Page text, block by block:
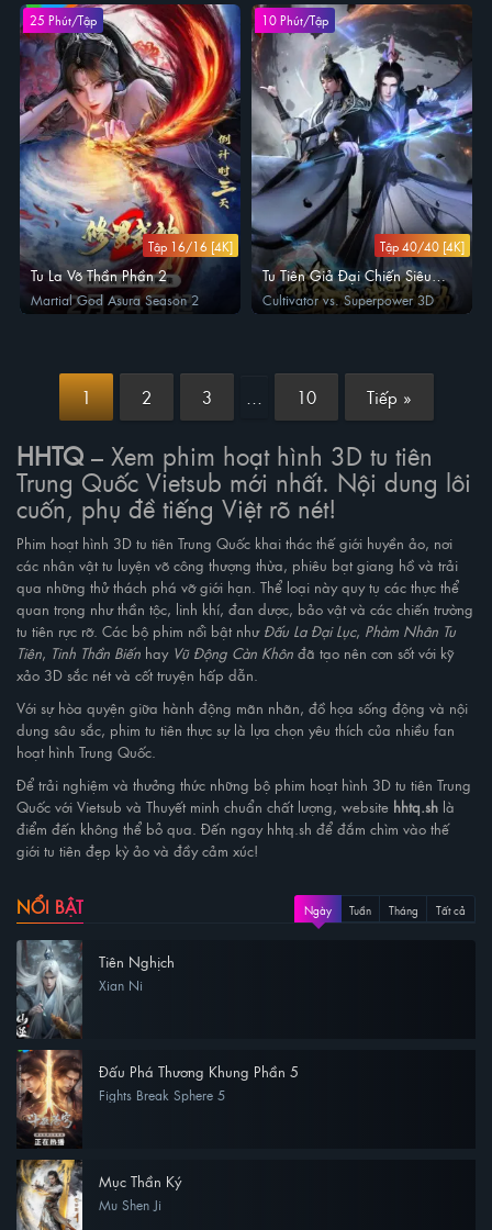
25 Phút/Tập
Tập 16/16 [4K]
Tu La Võ Thần Phần 2
Martial God Asura Season 2
10 Phút/Tập
Tập 40/40 [4K]
Tu Tiên Giả Đại Chiến Siêu
Năng Lực 3D
Cultivator vs. Superpower 3D
1 2 3 … 10 Tiếp »
HHTQ– Xem phim hoạt hình 3D tu tiên
Trung Quốc Vietsub mới nhất. Nội dung lôi
cuốn, phụ đề tiếng Việt rõ nét!
Phim hoạt hình 3D tu tiên Trung Quốc khai thác thế giới huyền ảo, nơi
các nhân vật tu luyện võ công thượng thừa, phiêu bạt giang hồ và trải
qua những thử thách phá vỡ giới hạn. Thể loại này quy tụ các thực thể
quan trọng như thần tộc, linh khí, đan dược, bảo vật và các chiến trường
tu tiên rực rỡ. Các bộ phim nổi bật như Đấu La Đại Lục, Phàm Nhân Tu
Tiên, Tinh Thần Biến hay Vũ Động Càn Khôn đã tạo nên cơn sốt với kỹ
xảo 3D sắc nét và cốt truyện hấp dẫn.
Với sự hòa quyện giữa hành động mãn nhãn, đồ họa sống động và nội
dung sâu sắc, phim tu tiên thực sự là lựa chọn yêu thích của nhiều fan
hoạt hình Trung Quốc.
Để trải nghiệm và thưởng thức những bộ phim hoạt hình 3D tu tiên Trung
Quốc với Vietsub và Thuyết minh chuẩn chất lượng, website hhtq.sh là
điểm đến không thể bỏ qua. Đến ngay hhtq.sh để đắm chìm vào thế
giới tu tiên đẹp kỳ ảo và đầy cảm xúc!
NỔI BẬT Ngày Tuần Tháng Tất cả
Tiên Nghịch
Xian Ni
Đấu Phá Thương Khung Phần 5
Fights Break Sphere 5
Mục Thần Ký
Mu Shen Ji